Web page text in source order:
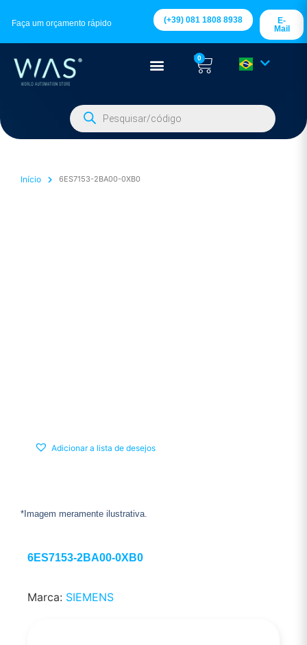
Faça um orçamento rápido (+39) 081 1808 8938
E-
Mail
0
Início 6ES7153-2BA00-0XB0
Adicionar a lista de desejos
*Imagem meramente ilustrativa.
6ES7153-2BA00-0XB0
Marca: SIEMENS